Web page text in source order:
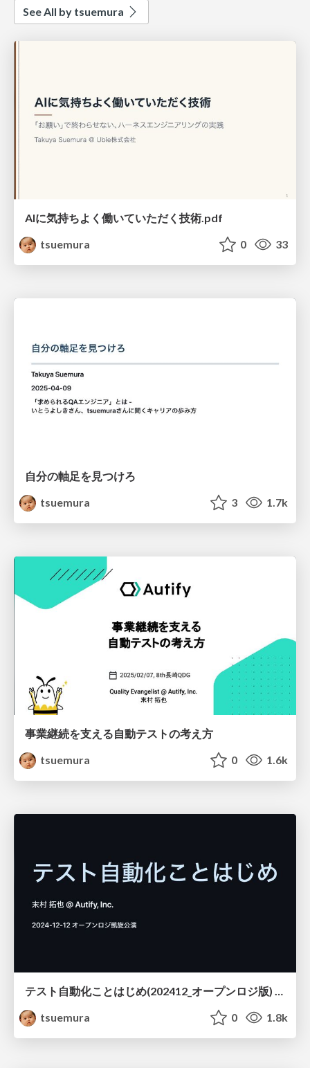
See All by tsuemura
AIに気持ちよく働いていただく技術.pdf
tsuemura
0 33
自分の軸足を見つけろ
tsuemura
3 1.7k
事業継続を支える自動テストの考え方
tsuemura
0 1.6k
テスト自動化ことはじめ(202412_オープンロジ版) / Enter the testing automation (2024 Dec, for OPENLOGI)
tsuemura
0 1.8k